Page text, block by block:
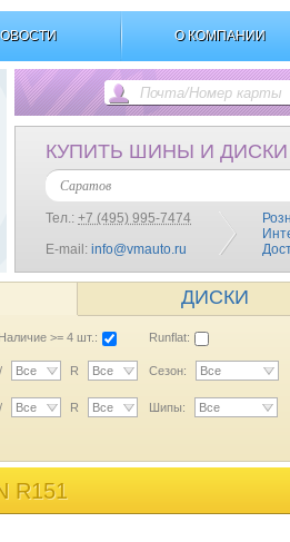
О КОМПАНИИ
КУПИТЬ ШИНЫ И ДИСКИ
Саратов
Тел.: +7 (495) 995-7474
E-mail: info@vmauto.ru
ДИСКИ
Наличие >= 4 шт.: Runflat:
/ Все R Все Сезон: Все
/ Все R Все Шипы: Все
R151